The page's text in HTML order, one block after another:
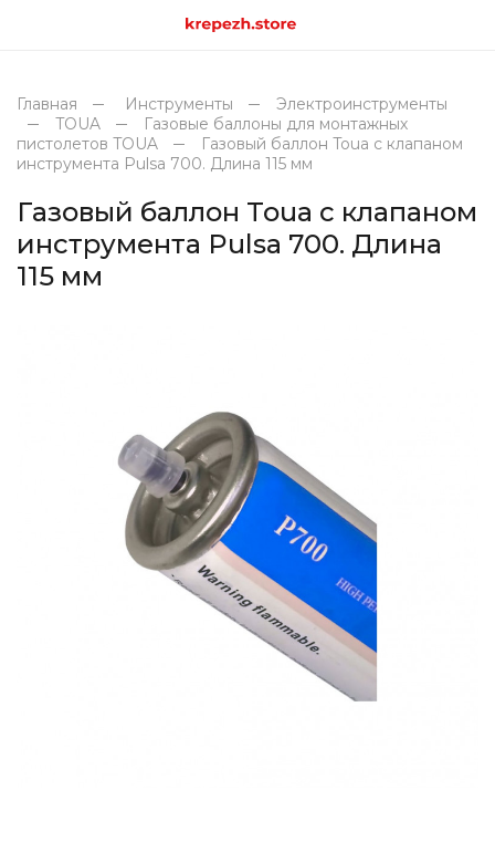
Главная Инструменты
Электроинструменты
TOUA
Газовые баллоны для монтажных
пистолетов TOUA
Газовый баллон Toua с клапаном
инструмента Pulsa 700. Длина 115 мм
Газовый баллон Toua с клапаном
инструмента Pulsa 700. Длина
115 мм